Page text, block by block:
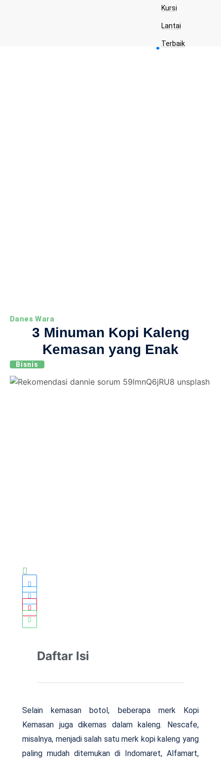
Kursi
Lantai
Terbaik
Danes Wara
3 Minuman Kopi Kaleng
Kemasan yang Enak
Bisnis
Daftar Isi
Selain kemasan botol, beberapa merk Kopi
Kemasan juga dikemas dalam kaleng. Nescafe,
misalnya, menjadi salah satu merk kopi kaleng yang
paling mudah ditemukan di Indomaret, Alfamart,